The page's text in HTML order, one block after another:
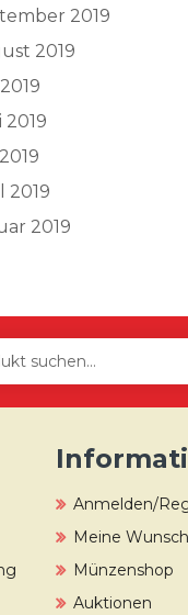
2019
2019
2019
2019
2019
Anmelden/
Meine
Münzenshop
Auktionen